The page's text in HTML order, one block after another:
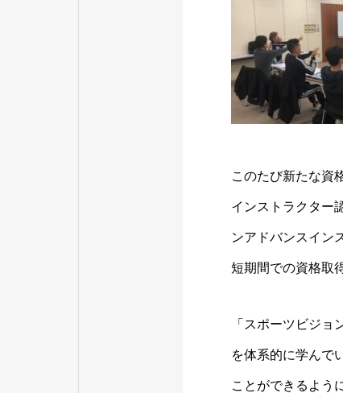
このたび新たな資
インストラクター
ンアドバンスイン
短期間での資格取
「スポーツビジ
を体系的に学んで
ことができるよう